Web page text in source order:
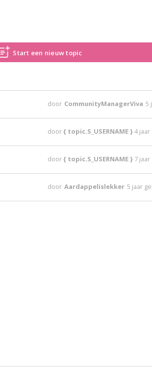
Start een nieuw topic
door CommunityManagerViva 5
door{ topic.S_USERNAME }4
door{ topic.S_USERNAME } 7
door Aardappelislekker 5 jaar